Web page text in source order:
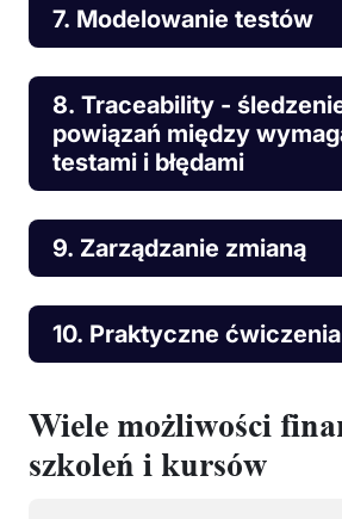
7. Modelowanie testów
8. Traceability -
powiązań między
testami i błędami
9. Zarządzanie zmianą
10. Praktyczne ćwiczenia
Wiele możliwości
szkoleń i kursów